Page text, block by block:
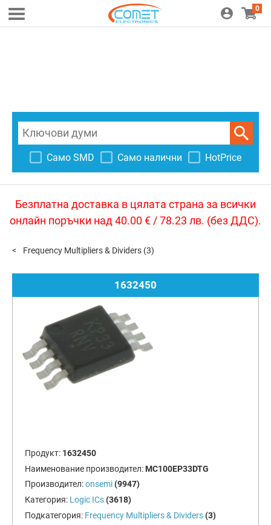
0
Само SMD Само налични HotPrice
Безплатна доставка в цялата страна за всички
онлайн поръчки над 40.00 € / 78.23 лв. (без ДДС).
Frequency Multipliers & Dividers (3)
1632450
Продукт: 1632450
Наименование производител: MC100EP33DTG
Производител:onsemi (9947)
Категория: Logic ICs (3618)
Подкатегория: Frequency Multipliers & Dividers (3)